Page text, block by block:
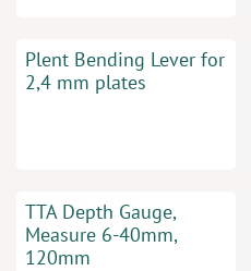
Plent Bending Lever for
2,4 mm plates
TTA Depth Gauge,
Measure 6-40mm,
120mm